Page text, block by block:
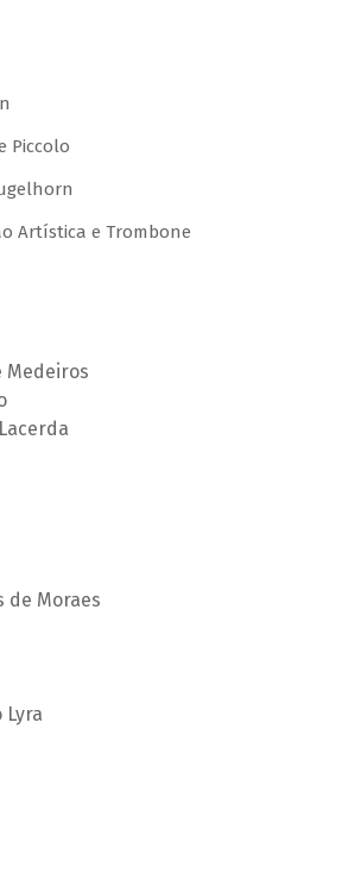
Piccolo
Artística e Trombone
Medeiros
de Moraes
Lyra